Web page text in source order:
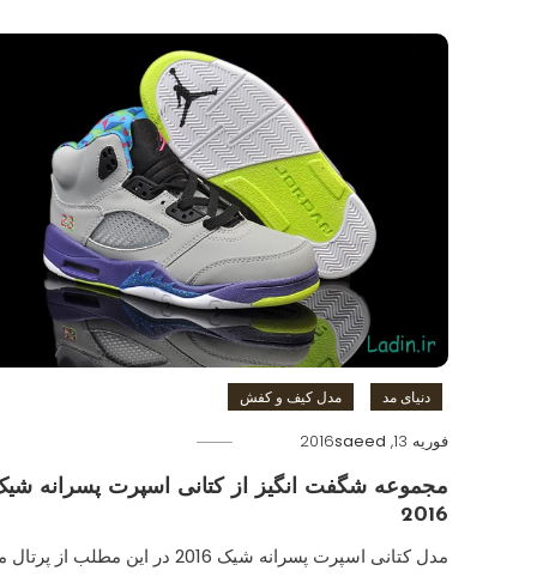
دنیای مد مدل کیف و کفش
فوریه 13, 2016 saeed
مجموعه شگفت انگیز از کتانی اسپرت پسرانه
2016
مدل کتانی اسپرت پسرانه شیک 2016 در این مطلب